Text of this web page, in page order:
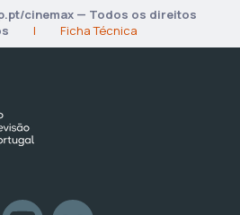
cinemax — Todos os direitos
| Ficha Técnica